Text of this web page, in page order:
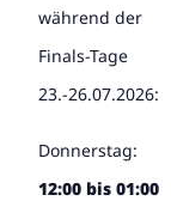
während der
Finals-Tage
23.-26.07.2026:
Donnerstag:
12:00 bis 01:00